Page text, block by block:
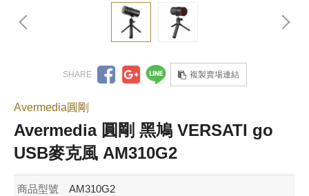
複製賣場連結
Avermedia圓剛
Avermedia 圓剛 黑鳩 VERSATI go
USB麥克風 AM310G2
商品型號 AM310G2